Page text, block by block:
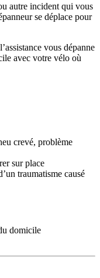
autre incident qui vous
se déplace pour
vous dépanne
avec votre vélo où
crevé, problème
sur place
traumatisme causé
domicile